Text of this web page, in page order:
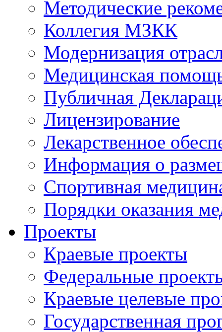
Методические
Коллегия МЗКК
Модернизация
Медицинская
Публичная
Лицензирование
Лекарственное
Информация о
Спортивная
Порядки оказания
Проекты
Краевые проекты
Федеральные
Краевые целевые
Государственная